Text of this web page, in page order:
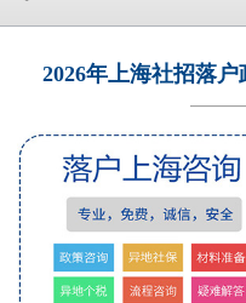
2026年上海社招落